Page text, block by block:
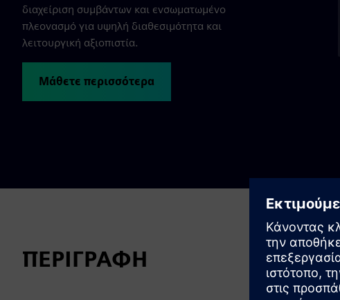
διαχείριση συμβάντων και ενσωματωμένο
πλεονασμό για υψηλή διαθεσιμότητα και
λειτουργική αξιοπιστία.
Μάθετε περισσότερα
ΠΕΡΙΓΡΑΦΗ